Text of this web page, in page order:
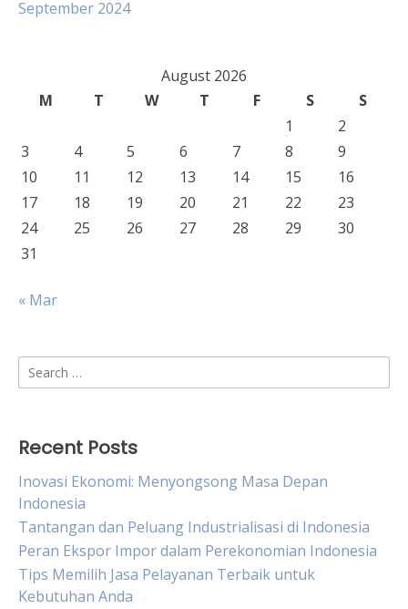
September 2024
August 2026
M
T W T F S
S
1
2
3
4 5 6 7 8
9
10
11 12 13 14 15
16
17
18 19 20 21 22
23
24
25 26 27 28 29
30
31
« Mar
Search
for:
Recent Posts
Inovasi Ekonomi: Menyongsong Masa Depan
Indonesia
Tantangan dan Peluang Industrialisasi di Indonesia
Peran Ekspor Impor dalam Perekonomian Indonesia
Tips Memilih Jasa Pelayanan Terbaik untuk
Kebutuhan Anda